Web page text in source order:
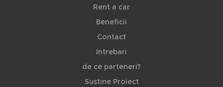
Rent a car
Beneficii
Contact
Intrebari
de ce parteneri?
Sustine Proiect